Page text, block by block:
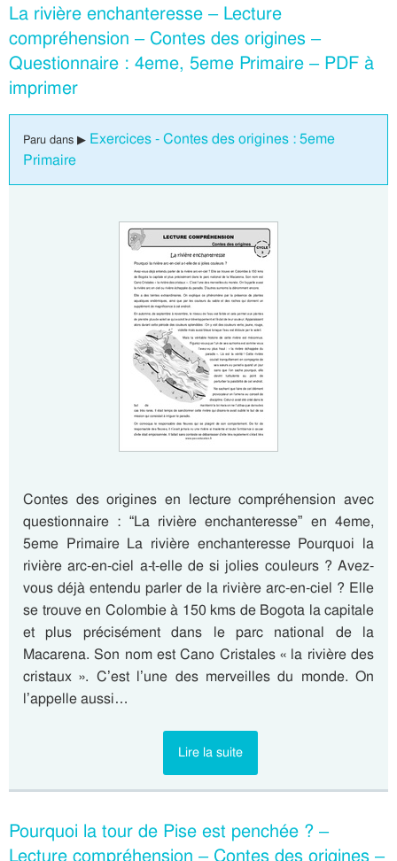
La rivière enchanteresse – Lecture
compréhension – Contes des origines –
Questionnaire : 4eme, 5eme Primaire – PDF à
imprimer
Paru dans ▶ Exercices - Contes des origines : 5eme
Primaire
Contes des origines en lecture compréhension avec
questionnaire : “La rivière enchanteresse” en 4eme,
5eme Primaire La rivière enchanteresse Pourquoi la
rivière arc-en-ciel a-t-elle de si jolies couleurs ? Avez-
vous déjà entendu parler de la rivière arc-en-ciel ? Elle
se trouve en Colombie à 150 kms de Bogota la capitale
et plus précisément dans le parc national de la
Macarena. Son nom est Cano Cristales « la rivière des
cristaux ». C’est l’une des merveilles du monde. On
l’appelle aussi…
Lire la suite
Pourquoi la tour de Pise est penchée ? –
Lecture compréhension – Contes des origines –